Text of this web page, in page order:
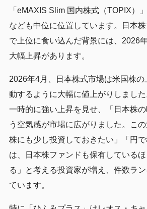
「eMAXIS Slim 国内株式（TOPIX）
なども中位に位置しています。日本
で上位に食い込んだ背景には、2026
大幅上昇があります。
2026年4月、日本株式市場は米国株
動するように大幅に値上がりしまし
一時的に強い上昇を見せ、「日本株
う空気感が市場に広がりました。こ
株にも少し投資しておきたい」「円
は、日本株ファンドも保有している
る」と考える投資家が増え、件数ラ
ています。